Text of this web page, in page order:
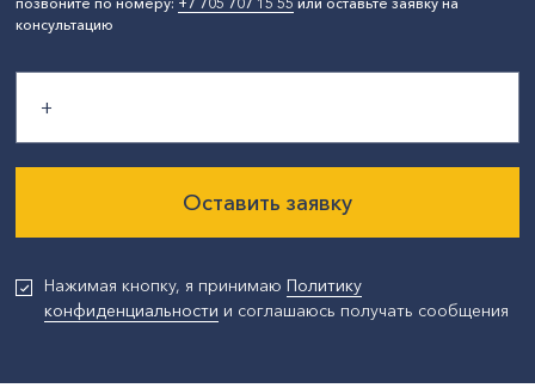
консультацию
Оставить заявку
Нажимая кнопку, я принимаю Политику
конфиденциальности и соглашаюсь получать сообщения